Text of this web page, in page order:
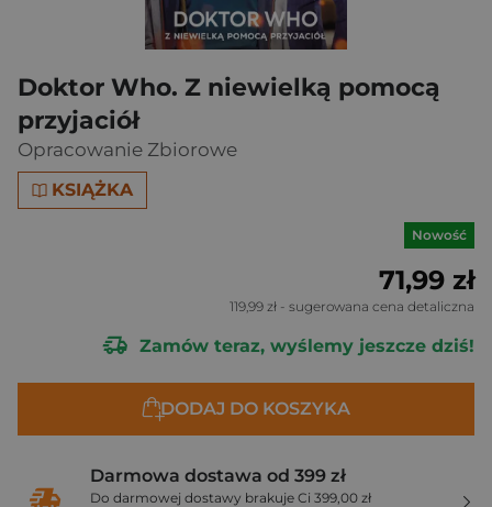
Doktor Who. Z niewielką pomocą
przyjaciół
Opracowanie Zbiorowe
KSIĄŻKA
Nowość
71,99 zł
119,99 zł - sugerowana cena detaliczna
Zamów teraz, wyślemy jeszcze dziś!
DODAJ DO KOSZYKA
Darmowa dostawa od 399 zł
Do darmowej dostawy brakuje Ci 399,00 zł